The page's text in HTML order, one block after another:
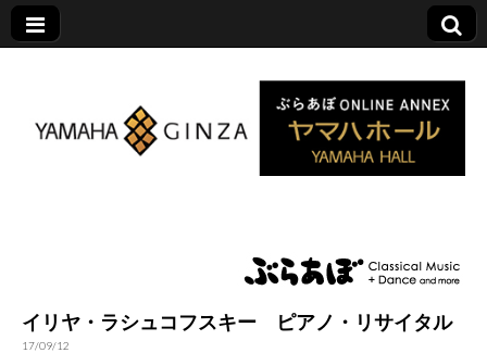
ヤマハホール|ぶら
あぼ特設サイト
イリヤ・ラシュコフスキー ピアノ・リサイタル
17/09/12